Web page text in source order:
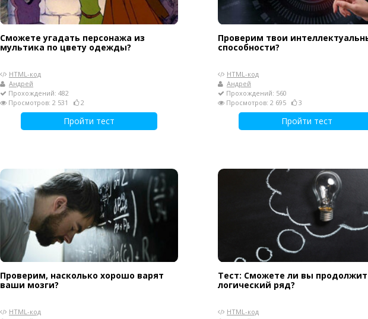
Сможете угадать персонажа из
мультика по цвету одежды?
HTML-код
Андрей
Прохождений: 482
Просмотров: 2 531
2
Пройти тест
Проверим твои
способности?
HTML-код
Андрей
Прохождений: 560
Просмотров: 2 695
3
Пройти тест
Проверим, насколько хорошо варят
ваши мозги?
HTML-код
Тест: Сможете ли вы
логический ряд?
HTML-код